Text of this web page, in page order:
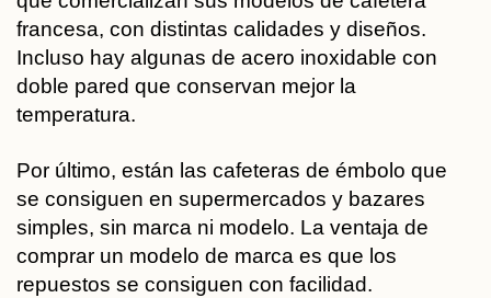
francesa, con distintas calidades y diseños.
Incluso hay algunas de acero inoxidable con
doble pared que conservan mejor la
temperatura.
Por último, están las cafeteras de émbolo que
se consiguen en supermercados y bazares
simples, sin marca ni modelo. La ventaja de
comprar un modelo de marca es que los
repuestos se consiguen con facilidad.